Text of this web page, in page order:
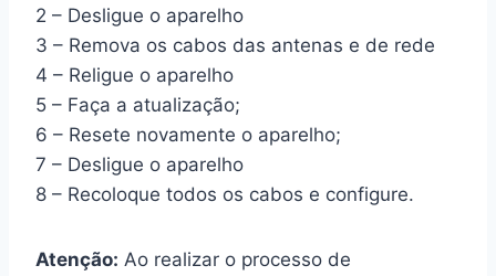
2 – Desligue o aparelho
3 – Remova os cabos das antenas e de rede
4 – Religue o aparelho
5 – Faça a atualização;
6 – Resete novamente o aparelho;
7 – Desligue o aparelho
8 – Recoloque todos os cabos e configure.
Atenção: Ao realizar o processo de